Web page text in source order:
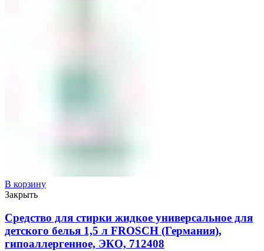
В корзину
Закрыть
Средство для стирки жидкое универсальное для
детского белья 1,5 л FROSCH (Германия),
гипоаллергенное, ЭКО, 712408